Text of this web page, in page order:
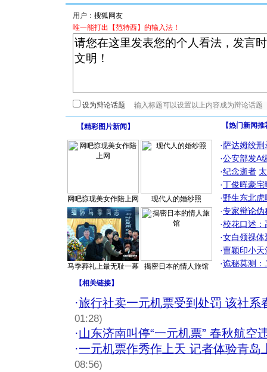
用户：
唯一能打出【范特西】的输入法！
设为辩论话题
【精彩图片新闻 】
网吧惊现美女作陪上网 现代人的婚纱照
马季葬礼上最无耻一幕 揭密日本的情人旅馆
【热门新闻
·萨达姆绞刑
·公安部发A
·纪念逝者
·丁俊晖豪
·野生东北
·专家辩论伪
·校花口述：
·女白领祼体
·曹颖印小天
·诡秘莫测：
【相关链接】
·旅行社卖一元机票受到处罚 该社系
01:28)
·山东济南叫停“一元机票” 春秋航空
·一元机票作秀作上天 记者体验青岛
08:56)